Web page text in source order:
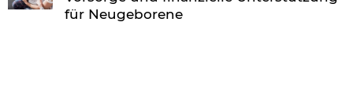
für Neugeborene